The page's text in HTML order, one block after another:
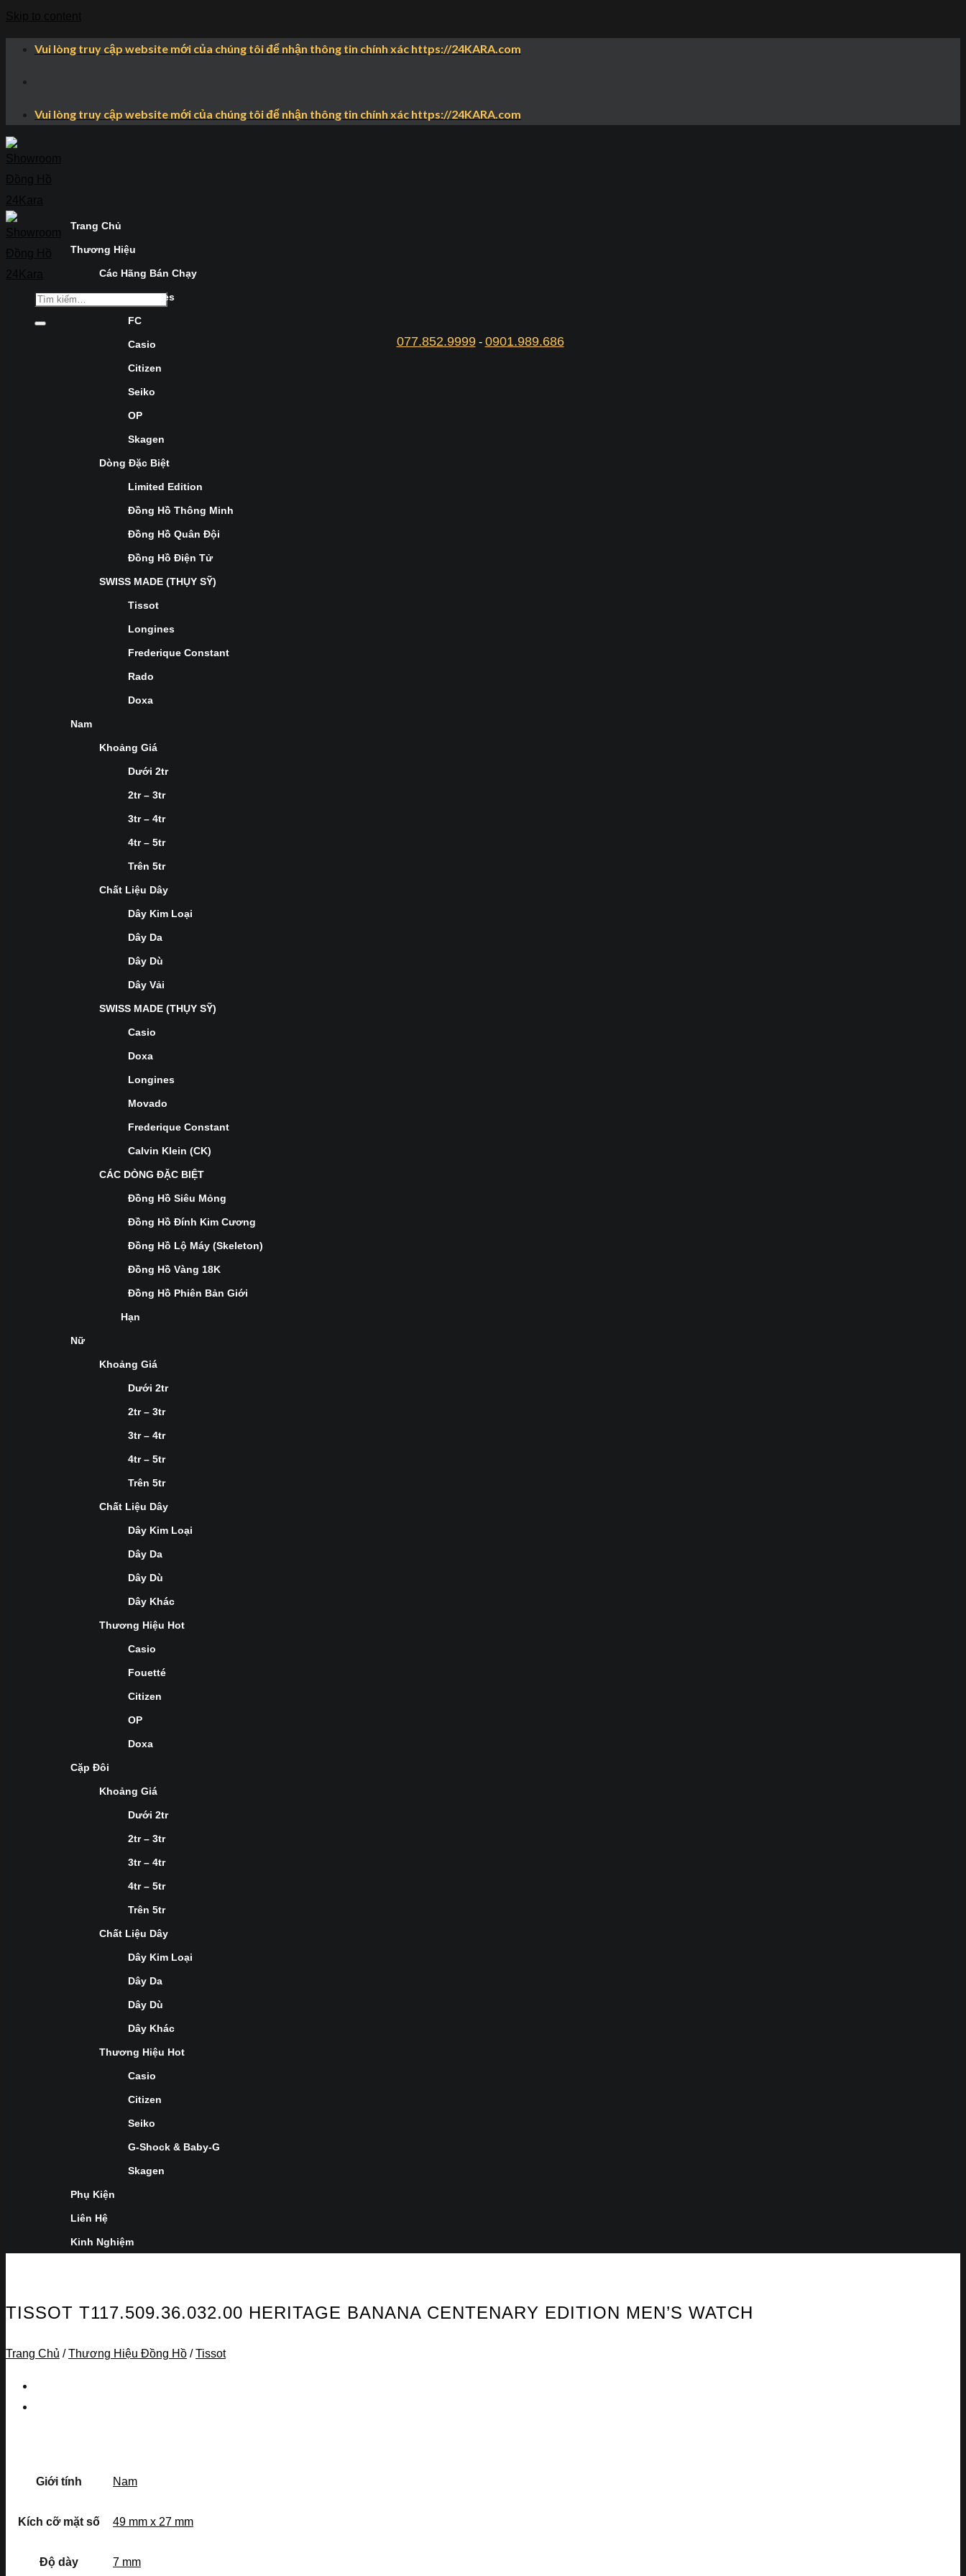
Vui lòng truy cập website mới của chúng tôi để nhận thông tin chính xác https://24KARA.com
Vui lòng truy cập website mới của chúng tôi để nhận thông tin chính xác https://24KARA.com
077.852.9999- 0901.989.686
Trang Chủ
Thương Hiệu
Các Hãng Bán Chạy
Longines
FC
Casio
Citizen
Seiko
OP
Skagen
Dòng Đặc Biệt
Limited Edition
Đồng Hồ Thông Minh
Đồng Hồ Quân Đội
Đồng Hồ Điện Tử
SWISS MADE (THỤY SỸ)
Tissot
Longines
Frederique Constant
Rado
Doxa
Nam
Khoảng Giá
Dưới 2tr
2tr – 3tr
3tr – 4tr
4tr – 5tr
Trên 5tr
Chất Liệu Dây
Dây Kim Loại
Dây Da
Dây Dù
Dây Vải
SWISS MADE (THỤY SỸ)
Casio
Doxa
Longines
Movado
Frederique Constant
Calvin Klein (CK)
CÁC DÒNG ĐẶC BIỆT
Đồng Hồ Siêu Mỏng
Đồng Hồ Đính Kim Cương
Đồng Hồ Lộ Máy (Skeleton)
Đồng Hồ Vàng 18K
Đồng Hồ Phiên Bản Giới
Hạn
Nữ
Khoảng Giá
Dưới 2tr
2tr – 3tr
3tr – 4tr
4tr – 5tr
Trên 5tr
Chất Liệu Dây
Dây Kim Loại
Dây Da
Dây Dù
Dây Khác
Thương Hiệu Hot
Casio
Fouetté
Citizen
OP
Doxa
Cặp Đôi
Khoảng Giá
Dưới 2tr
2tr – 3tr
3tr – 4tr
4tr – 5tr
Trên 5tr
Chất Liệu Dây
Dây Kim Loại
Dây Da
Dây Dù
Dây Khác
Thương Hiệu Hot
Casio
Citizen
Seiko
G-Shock & Baby-G
Skagen
Phụ Kiện
Liên Hệ
Kinh Nghiệm
TISSOT T117.509.36.032.00 HERITAGE BANANA CENTENARY EDITION MEN’S WATCH
Trang Chủ / Thương Hiệu Đồng Hồ / Tissot
Giới tính Nam
Kích cỡ mặt số 49 mm x 27 mm
Độ dày 7 mm